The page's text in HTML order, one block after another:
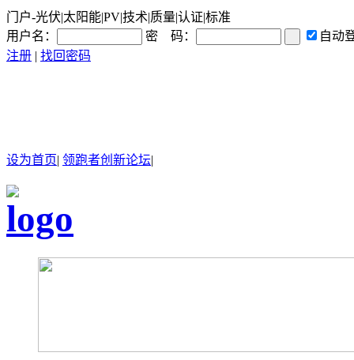
门户-光伏|太阳能|PV|技术|质量|认证|标准
用户名：
密 码：
自动
注册 | 找回密码
设为首页| 领跑者创新论坛|